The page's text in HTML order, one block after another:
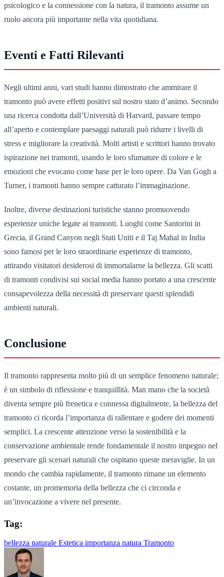
psicologico e la connessione con la natura, il tramonto assume un
ruolo ancora più importante nella vita quotidiana.
Eventi e Fatti Rilevanti
Negli ultimi anni, vari studi hanno dimostrato che ammirare il
tramonto può avere effetti positivi sul nostro stato d’animo. Secondo
una ricerca condotta dall’Università di Harvard, passare tempo
all’aperto e contemplare paesaggi naturali può ridurre i livelli di
stress e migliorare la creatività. Molti artisti e scrittori hanno trovato
ispirazione nei tramonti, usando le loro sfumature di colore e le
emozioni che evocano come base per le loro opere. Da Van Gogh a
Turner, i tramonti hanno sempre catturato l’immaginazione.
Inoltre, diverse destinazioni turistiche stanno promuovendo
esperienze uniche legate ai tramonti. Luoghi come Santorini in
Grecia, il Grand Canyon negli Stati Uniti e il Taj Mahal in India
sono famosi per le loro straordinarie esperienze di tramonto,
attirando visitatori desiderosi di immortalarne la bellezza. Gli scatti
di tramonti condivisi sui social media hanno portato a una crescente
consapevolezza della necessità di preservare questi splendidi
ambienti naturali.
Conclusione
Il tramonto rappresenta molto più di un semplice fenomeno naturale;
è un simbolo di riflessione e tranquillità. Man mano che la società
diventa sempre più frenetica e connessa digitalmente, la bellezza del
tramonto ci ricorda l’importanza di rallentare e godere dei momenti
semplici. La crescente attenzione verso la sostenibilità e la
conservazione ambientale rende fondamentale il nostro impegno nel
preservare gli scenari naturali che ospitano queste meraviglie. In un
mondo che cambia rapidamente, il tramonto rimane un elemento
costante, un promemoria della bellezza che ci circonda e
un’invocazione a vivere nel presente.
Tag:
bellezza naturale Estetica importanza natura Tramonto